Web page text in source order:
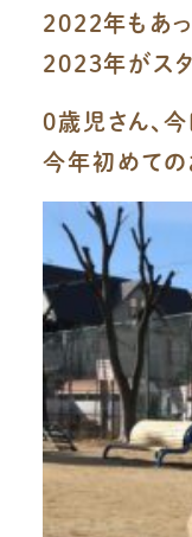
2022年もあ
2023年がスタ
0歳児さん、今
今年初めての